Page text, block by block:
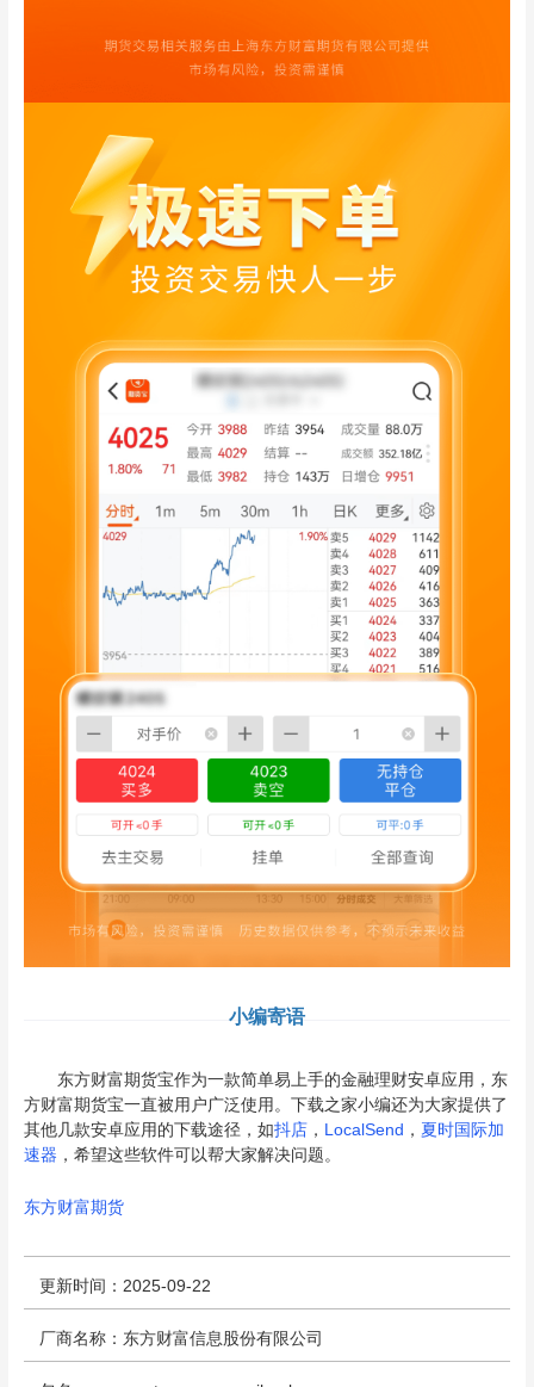
小编寄语
东方财富期货宝作为一款简单易上手的金融理财安卓应用，东
方财富期货宝一直被用户广泛使用。下载之家小编还为大家提供了
其他几款安卓应用的下载途径，如抖店， LocalSend ， 夏时国际加
速器 ，希望这些软件可以帮大家解决问题。
东方财富期货
更新时间：2025-09-22
厂商名称：东方财富信息股份有限公司